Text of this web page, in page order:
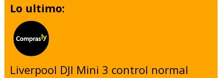
Lo ultimo:
Liverpool DJI Mini 3 control normal